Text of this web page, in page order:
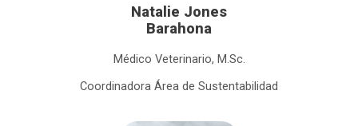
Natalie Jones
Barahona
Médico Veterinario, M.Sc.
Coordinadora Área de Sustentabilidad